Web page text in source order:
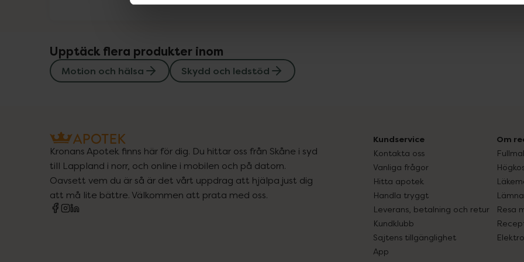
Upptäck flera produkter inom
Motion och hälsa Skydd och ledstöd
Kronans Apotek finns här för dig. Du hittar oss från Skåne i syd
till Lappland i norr, och online i mobilen och på datorn.
Oavsett vem du är så är det vårt uppdrag att hjälpa just dig
att må lite bättre. Välkommen att prata med oss.
Kundservice
Kontakta oss
Vanliga frågor
Hitta apotek
Handla tryggt
Leverans, betalning och retur
Kundklubb
Sajtens tillgänglighet
App
Om
Resa